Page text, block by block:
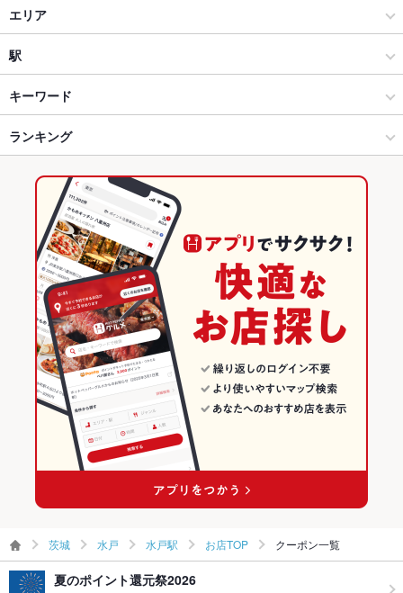
いろはにほへと 勝田駅前店
いろはにほへと 会津若松店
いろはにほへと 鶴岡駅前店
格安ビールと鉄鍋餃子 3・6・5酒場 米沢店
いろはにほへと 山形駅前店
いろはにほへと 大曲駅前店
いろはにほへと 秋田駅前店
いろはにほへと 石巻駅前店
いろはにほへと 古川駅前店
いろはにほへと 一関駅前店
その他の関連店舗
居酒屋
海鮮
水戸 × 居酒屋
水戸 × 海鮮
水戸駅 × 居酒屋
水戸駅 × 海鮮
水戸 × 和食
水戸 × 鍋
水戸駅 × 和食
エリア
水戸駅
水戸駅 × 居酒屋
水戸駅 × 海鮮
水戸駅 × 和食
水戸駅 × 鍋
茨城 × 居酒屋
茨城 × 海鮮
茨城 × 和食
茨城 × 鍋
駅
偕楽園駅
常陸青柳駅
水戸駅
キーワード
からあげ
パスタ 冷麺
とうもろこしの天ぷら
ランキング
茨城のグルメランキング
茨城の居酒屋ランキング
茨城の海鮮ランキング
水戸のグルメランキング
水戸の居酒屋ランキング
水戸の海鮮ランキング
水戸駅のグルメランキング
水戸駅の居酒屋ランキング
水戸駅の海鮮ランキング
茨城 水戸 水戸駅 お店TOP クーポン一覧
夏のポイント還元祭2026